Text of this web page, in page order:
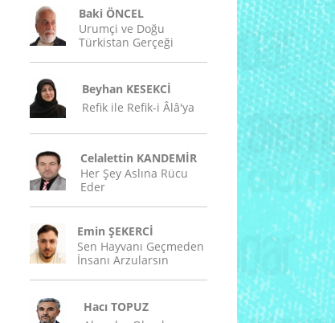
Baki ÖNCEL
Urumçi ve Doğu
Türkistan Gerçeği
Beyhan KESEKCİ
Refik ile Refik-i Âlâ'ya
Celalettin KANDEMİR
Her Şey Aslına Rücu
Eder
Emin ŞEKERCİ
Sen Hayvanı Geçmeden
İnsanı Arzularsın
Hacı TOPUZ